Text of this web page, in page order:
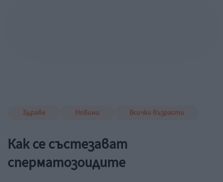
Здраве Новини Всички възрасти
Как се състезават
сперматозоидите